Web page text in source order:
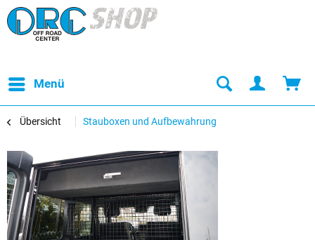
Menü
Übersicht Stauboxen und Aufbewahrung